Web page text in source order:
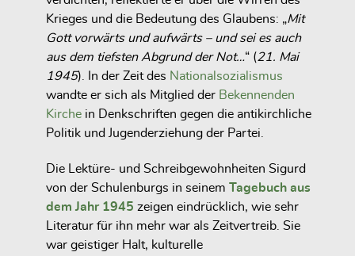
Krieges und die Bedeutung des Glaubens: „Mit
Gott vorwärts und aufwärts – und sei es auch
aus dem tiefsten Abgrund der Not…“ (21. Mai
1945). In der Zeit des Nationalsozialismus
wandte er sich als Mitglied der Bekennenden
Kirche in Denkschriften gegen die antikirchliche
Politik und Jugenderziehung der Partei.
Die Lektüre- und Schreibgewohnheiten Sigurd
von der Schulenburgs in seinem Tagebuch aus
dem Jahr 1945 zeigen eindrücklich, wie sehr
Literatur für ihn mehr war als Zeitvertreib. Sie
war geistiger Halt, kulturelle